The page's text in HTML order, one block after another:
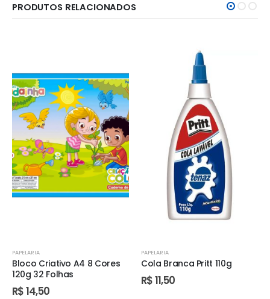
PRODUTOS RELACIONADOS
PAPELARIA
Bloco Criativo A4 8 Cores
120g 32 Folhas
R$14,50
PAPELARIA
Cola Branca Pritt 110g
R$11,50